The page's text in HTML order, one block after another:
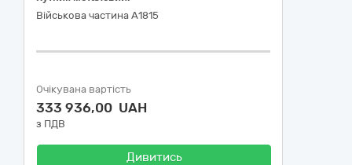
Військова частина А1815
Очікувана вартість
333 936,00 UAH
з ПДВ
Дивитись